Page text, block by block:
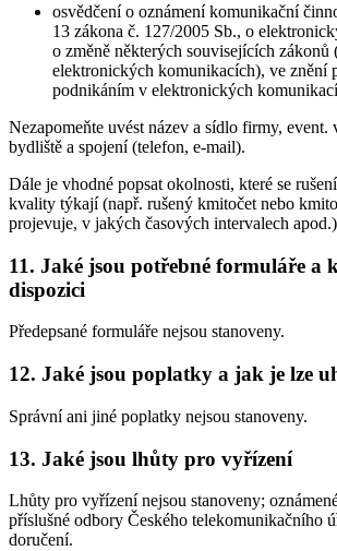
osvědčení o oznámení komunikační
13 zákona č. 127/2005 Sb., o
o změně některých souvisejících zákonů
elektronických komunikacích), ve znění
podnikáním v elektronických
Nezapomeňte uvést název a sídlo firmy, event.
bydliště a spojení (telefon, e-mail).
Dále je vhodné popsat okolnosti, které se
kvality týkají (např. rušený kmitočet nebo
projevuje, v jakých časových intervalech
11. Jaké jsou potřebné formuláře a
dispozici
Předepsané formuláře nejsou stanoveny.
12. Jaké jsou poplatky a jak je lze
Správní ani jiné poplatky nejsou stanoveny.
13. Jaké jsou lhůty pro vyřízení
Lhůty pro vyřízení nejsou stanoveny;
příslušné odbory Českého telekomunikačního
doručení.